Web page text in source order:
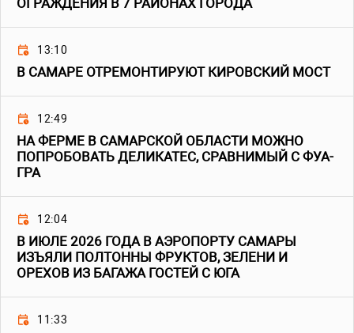
ОГРАЖДЕНИЯ В 7 РАЙОНАХ ГОРОДА
13:10
В САМАРЕ ОТРЕМОНТИРУЮТ КИРОВСКИЙ МОСТ
12:49
НА ФЕРМЕ В САМАРСКОЙ ОБЛАСТИ МОЖНО
ПОПРОБОВАТЬ ДЕЛИКАТЕС, СРАВНИМЫЙ С ФУА-
ГРА
12:04
В ИЮЛЕ 2026 ГОДА В АЭРОПОРТУ САМАРЫ
ИЗЪЯЛИ ПОЛТОННЫ ФРУКТОВ, ЗЕЛЕНИ И
ОРЕХОВ ИЗ БАГАЖА ГОСТЕЙ С ЮГА
11:33